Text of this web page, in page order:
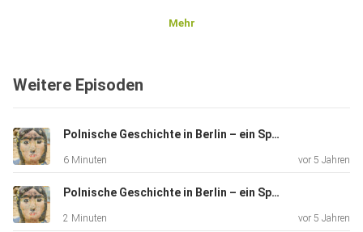
Mehr
Weitere Episoden
Polnische Geschichte in Berlin – ein Spaziergang
6 Minuten vor 5 Jahren
Polnische Geschichte in Berlin – ein Spaziergang
2 Minuten vor 5 Jahren